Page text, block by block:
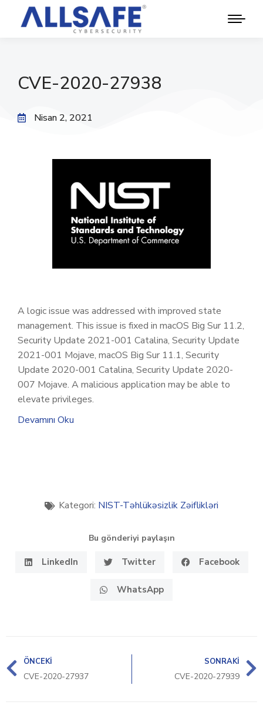
CVE-2020-27938
Nisan 2, 2021
A logic issue was addressed with improved state
management. This issue is fixed in macOS Big Sur 11.2,
Security Update 2021-001 Catalina, Security Update
2021-001 Mojave, macOS Big Sur 11.1, Security
Update 2020-001 Catalina, Security Update 2020-
007 Mojave. A malicious application may be able to
elevate privileges.
Devamını Oku
Kategori: NIST-Təhlükəsizlik Zəiflikləri
Bu gönderiyi paylaşın
LinkedIn Twitter Facebook
WhatsApp
ÖNCEKI
CVE-2020-27937
SONRAKI
CVE-2020-27939